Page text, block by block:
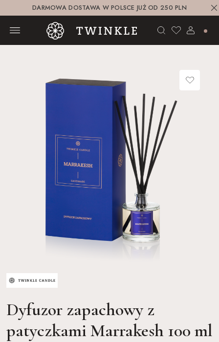
DARMOWA DOSTAWA W POLSCE JUŻ OD 250 PLN
Dyfuzor zapachowy z
patyczkami Marrakesh 100 ml